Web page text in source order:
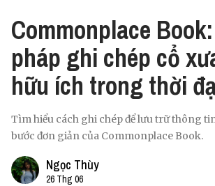
Commonplace
pháp ghi chép cổ
hữu ích trong thời
Tìm hiểu cách ghi chép để lưu trữ thông
bước đơn giản của Commonplace Book.
Ngọc Thùy
26 Thg 06